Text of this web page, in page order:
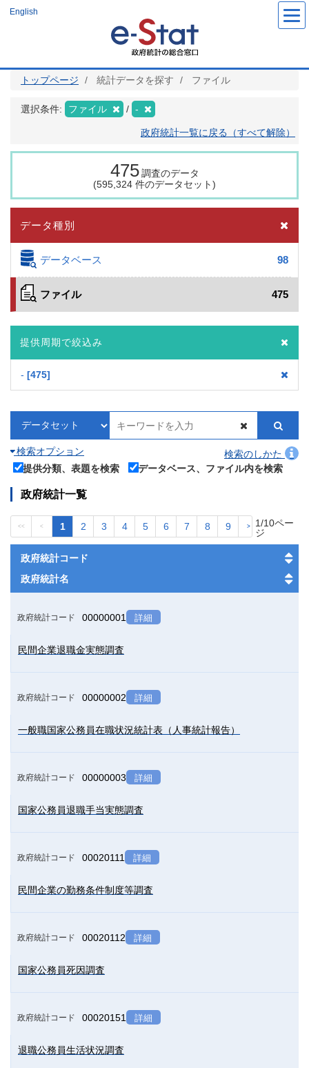
ツ
English
トップページ 統計データを探す ファイル
選択条件: ファイル -
政府統計一覧に戻る（すべて解除）
475 調査のデータ
(595,324 件のデータセット)
データ種別
データベース 98
ファイル 475
提供周期で絞込み
- 475
検索オプション
検索のしかた
提供分類、表題を検索
データベース、ファイル内を検索
政府統計一覧
<< < 1 2 3 4 5 6 7 8 9 > >>
1/10ペー
ジ
政府統計コード
政府統計名
政府統計コード 00000001 詳細
民間企業退職金実態調査
政府統計コード 00000002 詳細
一般職国家公務員在職状況統計表（人事統計報告）
政府統計コード 00000003 詳細
国家公務員退職手当実態調査
政府統計コード 00020111 詳細
民間企業の勤務条件制度等調査
政府統計コード 00020112 詳細
国家公務員死因調査
政府統計コード 00020151 詳細
退職公務員生活状況調査